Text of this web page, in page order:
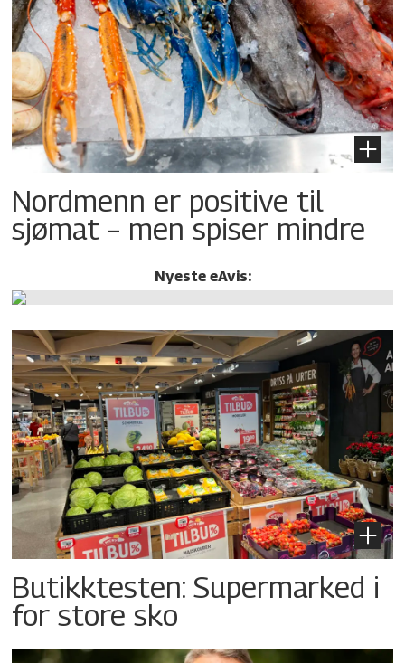
Nordmenn er positive til
sjømat – men spiser mindre
Nyeste eAvis:
Butikktesten: Supermarked i
for store sko